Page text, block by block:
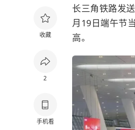
收藏
2
手机看
长三角铁路发
月19日端午节
高。